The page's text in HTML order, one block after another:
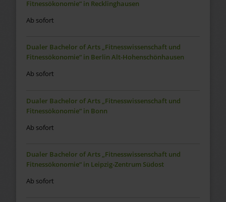
Fitnessökonomie“ in Recklinghausen
Ab sofort
Dualer Bachelor of Arts „Fitnesswissenschaft und
Fitnessökonomie“ in Berlin Alt-Hohenschönhausen
Ab sofort
Dualer Bachelor of Arts „Fitnesswissenschaft und
Fitnessökonomie“ in Bonn
Ab sofort
Dualer Bachelor of Arts „Fitnesswissenschaft und
Fitnessökonomie“ in Leipzig-Zentrum Südost
Ab sofort